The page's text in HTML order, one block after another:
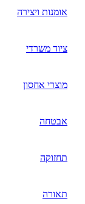
אומנות ויצירה
ציוד משרדי
מוצרי אחסון
אבטחה
תחזוקה
תאורה